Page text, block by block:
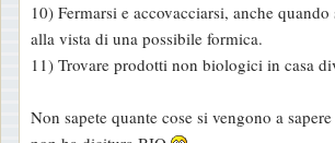
s
s
a
g
10) Fermarsi e accovacciarsi, anche
alla vista di una possibile formica.
11) Trovare prodotti non biologici in casa
Non sapete quante cose si vengono a